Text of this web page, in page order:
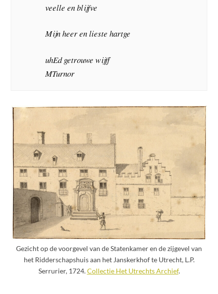
veelle en blijfve
Mijn heer en lieste hartge
uhEd getrouwe wijff
MTurnor
Gezicht op de voorgevel van de Statenkamer en de zijgevel van
het Ridderschapshuis aan het Janskerkhof te Utrecht, L.P.
Serrurier, 1724.Collectie Het Utrechts Archief.